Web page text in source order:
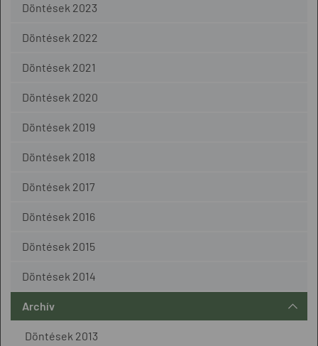
Döntések 2023
Döntések 2022
Döntések 2021
Döntések 2020
Döntések 2019
Döntések 2018
Döntések 2017
Döntések 2016
Döntések 2015
Döntések 2014
Archív
Döntések 2013